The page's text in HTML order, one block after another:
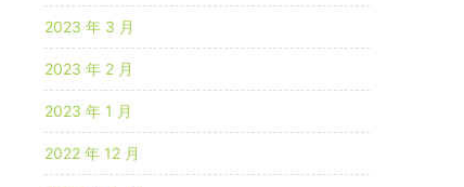
2023 年 3 月
2023 年 2 月
2023 年 1 月
2022 年 12 月